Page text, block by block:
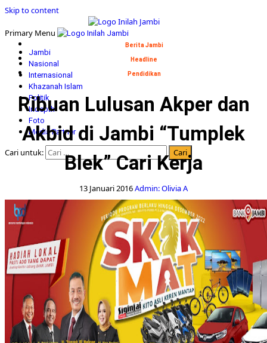
Skip to content
Primary Menu
Jambi
Nasional
Internasional
Khazanah Islam
Politik
Indepth
Foto
Media Partner
Cari untuk:
Berita Jambi
Headline
Pendidikan
Ribuan Lulusan Akper dan
Akbid di Jambi “Tumplek
Blek” Cari Kerja
13 Januari 2016Admin: Olivia A